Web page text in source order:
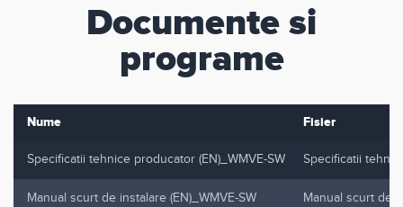
Documente si
programe
Nume Fisier
Specificatii tehnice producator (EN)_WMVE-SW Specificatii
Manual scurt de instalare (EN)_WMVE-SW Manual scurt de